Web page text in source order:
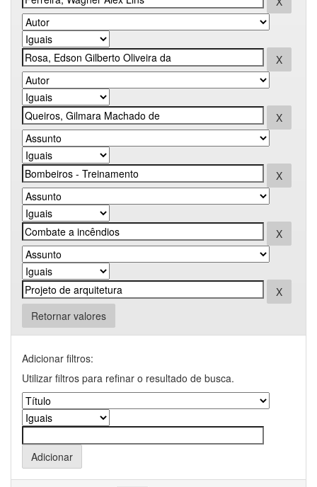
Retornar valores
Adicionar filtros:
Utilizar filtros para refinar o resultado de busca.